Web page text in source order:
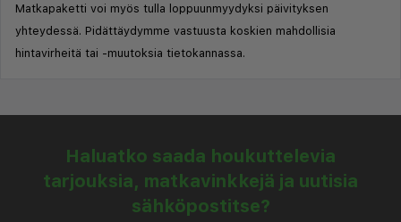
Matkapaketti voi myös tulla loppuunmyydyksi päivityksen
yhteydessä. Pidättäydymme vastuusta koskien mahdollisia
hintavirheitä tai -muutoksia tietokannassa.
Haluatko saada houkuttelevia
tarjouksia, matkavinkkejä ja uutisia
sähköpostitse?